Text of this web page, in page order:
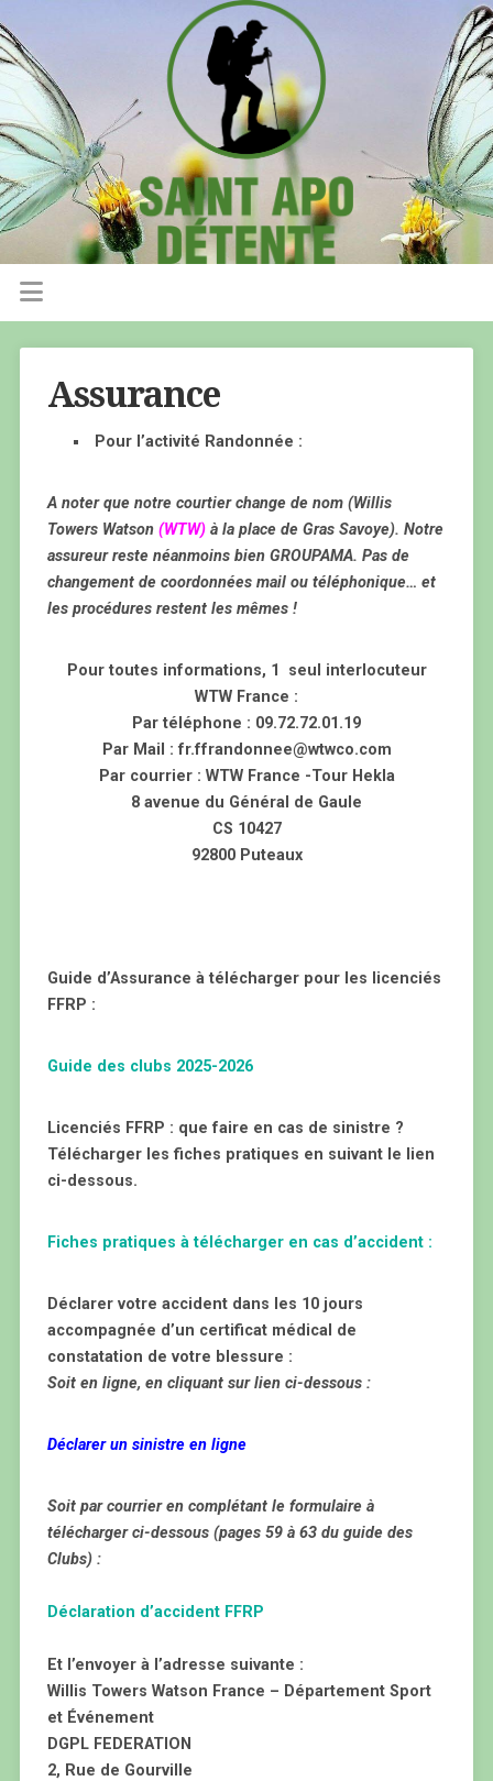
Assurance
Pour l’activité Randonnée :
A noter que notre courtier change de nom (Willis
Towers Watson (WTW)à la place de Gras Savoye). Notre
assureur reste néanmoins bien GROUPAMA. Pas de
changement de coordonnées mail ou téléphonique… et
les procédures restent les mêmes !
Pour toutes informations, 1 seul interlocuteur
WTW France :
Par téléphone : 09.72.72.01.19
Par Mail : fr.ffrandonnee@wtwco.com
Par courrier : WTW France -Tour Hekla
8 avenue du Général de Gaule
CS 10427
92800 Puteaux
Guide d’Assurance à télécharger pour les licenciés
FFRP :
Guide des clubs 2025-2026
Licenciés FFRP : que faire en cas de sinistre ?
Télécharger les fiches pratiques en suivant le lien
ci-dessous.
Fiches pratiques à télécharger en cas d’accident :
Déclarer votre accident dans les 10 jours
accompagnée d’un certificat médical de
constatation de votre blessure :
Soit en ligne, en cliquant sur lien ci-dessous :
Déclarer un sinistre en ligne
Soit par courrier en complétant le formulaire à
télécharger ci-dessous (pages 59 à 63 du guide des
Clubs) :
Déclaration d’accident FFRP
Et l’envoyer à l’adresse suivante :
Willis Towers Watson France – Département Sport
et Événement
DGPL FEDERATION
2, Rue de Gourville